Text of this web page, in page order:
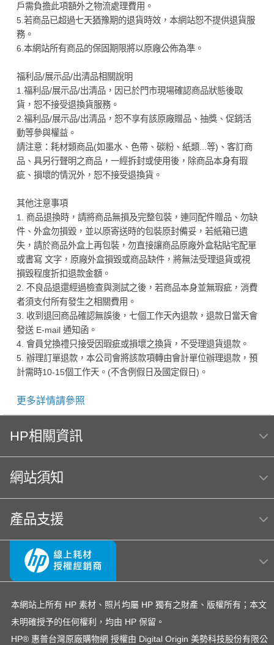
戶需負擔此項額外之物流處理費用。
5.若商品已超過七天猶豫期的退貨時效，本網站恕不提供退貨服
務。
6.本網站所有商品的保固期限將以原廠公佈為準。
福利品/展示品/出清品相關說明
1.福利品/展示品/出清品，因已於門市現場確認商品狀態後取
貨，恕不接受退換貨服務。
2.福利品/展示品/出清品，恕不享有該原廠贈品、抽獎、促銷活
動等參與權益。
請注意：耗材類商品(如墨水、色帶、碳粉、紙類...等)、客訂商
品、具另行聲明之商品，一經拆封或使用後，除商品本身有瑕
疵、損壞的情況外，恕不接受退換貨。
其他注意事項
1. 商品退換時，請將商品無損及完整包裝，連同配件贈品、勿缺
件、外盒勿損毀，並以原寄送時的包裝原封備妥，若紙箱已遺
失，請於商品外盒上再包裝，勿直接讓商品原廠外盒粘貼宅配單
或書寫 文字，原廠外盒損毀或商品缺件，將無法受理退貨或視
損毀程度折扣退款金額。
2. 不良品退還經過檢查與測試之後，若商品本身並無瑕疵，消費
者須支付所有發生之相關費用。
3. 收到退回商品確認無誤後，七個工作天內退款，退款日當天會
發送 E-mail 通知函。
4. 會員兌換禮只接受因瑕疵或損壞之換貨，不受理退貨退款。
5. 辦理訂單退款，本公司會將該款項轉由會計單位辦理退款，預
計需時10-15個工作天。(不含例假日及國定假日)。
更多詳情請參照
HP相關資訊
網站須知
產品支援
本網站上所有 HP 素材、照片均屬 HP 獨有之財產、版權所有；本文
未明確授予的任何權利，均由 HP 保留。
HP® 惠普台灣原廠購物網 授權由 Digital Origin 美勢科技股份有限公